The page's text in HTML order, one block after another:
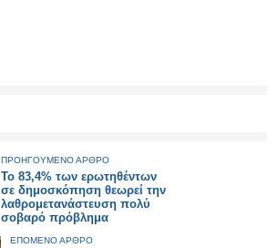
ΠΡΟΗΓΟΥΜΕΝΟ ΑΡΘΡΟ
To 83,4% των ερωτηθέντων
σε δημοσκόπηση θεωρεί την
λαθρομετανάστευση πολύ
σοβαρό πρόβλημα
ΕΠΟΜΕΝΟ ΑΡΘΡΟ